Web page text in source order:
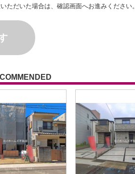
ただいた場合は、確認画面へお進みください。